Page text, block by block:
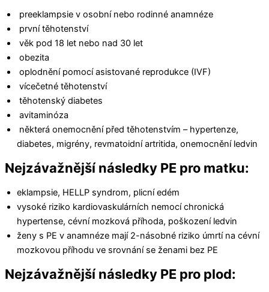
preeklampsie v osobní nebo rodinné anamnéze
první těhotenství
věk pod 18 let nebo nad 30 let
obezita
oplodnění pomocí asistované reprodukce (IVF)
vícečetné těhotenství
těhotenský diabetes
avitaminóza
některá onemocnění před těhotenstvím – hypertenze,
diabetes, migrény, revmatoidní artritida, onemocnění ledvin
Nejzávažnější následky PE pro matku:
eklampsie, HELLP syndrom, plicní edém
vysoké riziko kardiovaskulárních nemocí chronická
hypertense, cévní mozková příhoda, poškození ledvin
ženy s PE v anamnéze mají 2-násobné riziko úmrtí na cévní
mozkovou příhodu ve srovnání se ženami bez PE
Nejzávažnější následky PE pro plod: